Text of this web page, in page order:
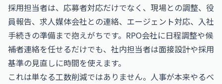
採用担当者は、応募者対応だけでなく、現場との調整、役
員報告、求人媒体会社との連絡、エージェント対応、入社
手続きの準備まで抱えがちです。RPO会社に日程調整や候
補者連絡を任せるだけでも、社内担当者は面接設計や採用
基準の見直しに時間を使えます。
これは単なる工数削減ではありません。人事が本来やるべ